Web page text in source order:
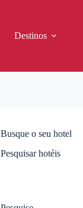
Destinos
Busque o seu hotel
Pesquisar hotéis